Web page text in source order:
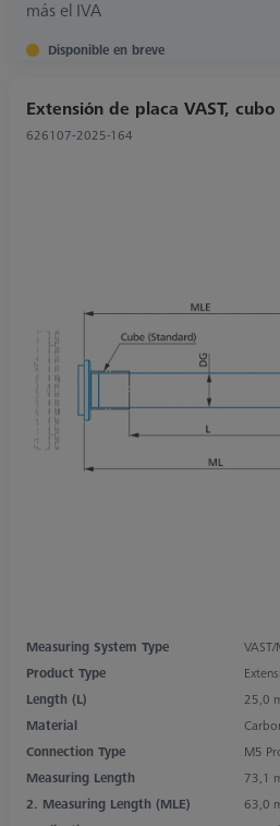
más el IVA
Disponible en breve
Extensión de placa VAST, cubo
626107-2025-164
Measuring System Type
VAST/
Product Type
Length (L)
25,0
Material
Connection Type
M5
Measuring Length
73,1
2. Measuring Length (MLE)
63,0